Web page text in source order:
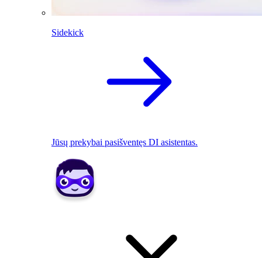
Sidekick
Jūsų prekybai pasišventęs DI asistentas.